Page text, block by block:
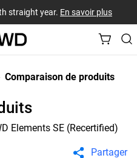
straight year. En savoir plus
Comparaison de produits
Elements SE (Recertified)
Partager